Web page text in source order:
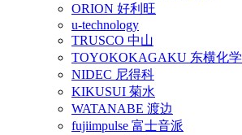
ORION 好利旺
u-technology
TRUSCO 中山
TOYOKOKAGAKU 东横化学
NIDEC 尼得科
KIKUSUI 菊水
WATANABE 渡边
fujiimpulse 富士音派